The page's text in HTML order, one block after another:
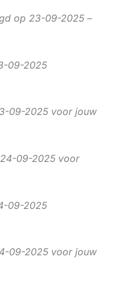
op 23-09-2025 –
09-2025
09-2025 voor jouw
09-2025 voor
09-2025
09-2025 voor jouw